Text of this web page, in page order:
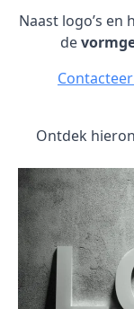
Naast logo’s
de
Ontdek